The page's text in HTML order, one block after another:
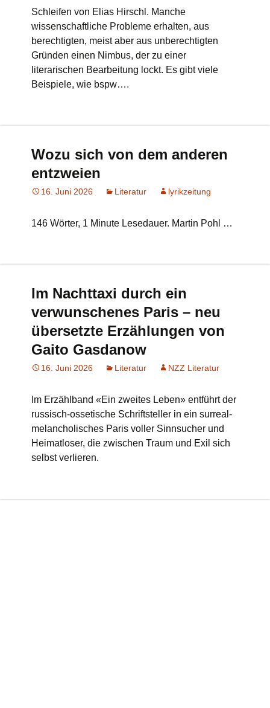
Schleifen von Elias Hirschl. Manche
wissenschaftliche Probleme erhalten, aus
berechtigten, meist aber aus unberechtigten
Gründen einen Nimbus, der zu einer
literarischen Bearbeitung lockt. Es gibt viele
Beispiele, wie bspw….
Wozu sich von dem anderen
entzweien
16. Juni 2026 Literatur lyrikzeitung
146 Wörter, 1 Minute Lesedauer. Martin Pohl …
Im Nachttaxi durch ein
verwunschenes Paris – neu
übersetzte Erzählungen von
Gaito Gasdanow
16. Juni 2026 Literatur NZZ Literatur
Im Erzählband «Ein zweites Leben» entführt der
russisch-ossetische Schriftsteller in ein surreal-
melancholisches Paris voller Sinnsucher und
Heimatloser, die zwischen Traum und Exil sich
selbst verlieren.